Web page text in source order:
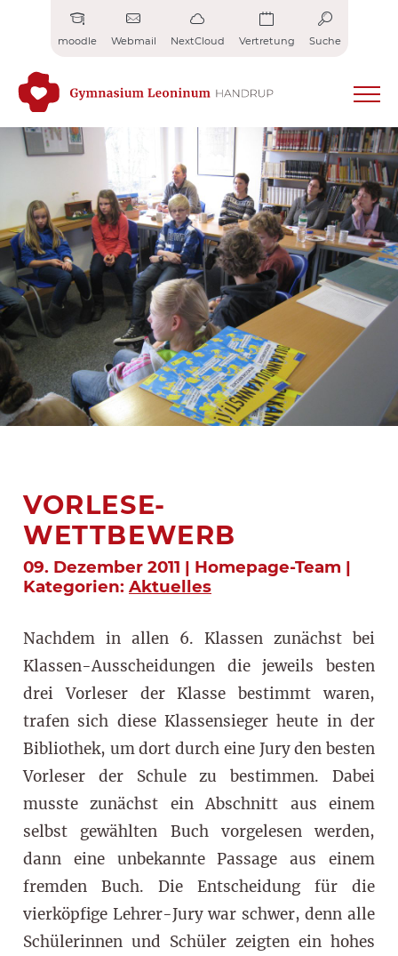
moodle Webmail NextCloud Vertretung Suche
VORLESE-
WETTBEWERB
09. Dezember 2011 | Homepage-Team |
Kategorien: Aktuelles
Nachdem in allen 6. Klassen zunächst bei
Klassen-Ausscheidungen die jeweils besten
drei Vorleser der Klasse bestimmt waren,
trafen sich diese Klassensieger heute in der
Bibliothek, um dort durch eine Jury den besten
Vorleser der Schule zu bestimmen. Dabei
musste zunächst ein Abschnitt aus einem
selbst gewählten Buch vorgelesen werden,
dann eine unbekannte Passage aus einem
fremden Buch. Die Entscheidung für die
vierköpfige Lehrer-Jury war schwer, denn alle
Schülerinnen und Schüler zeigten ein hohes